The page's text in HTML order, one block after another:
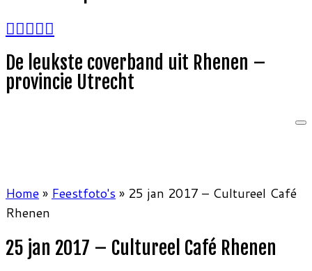
De leukste coverband uit Rhenen –
provincie Utrecht
Home» Feestfoto's » 25 jan 2017 – Cultureel Café
Rhenen
25 jan 2017 – Cultureel Café Rhenen